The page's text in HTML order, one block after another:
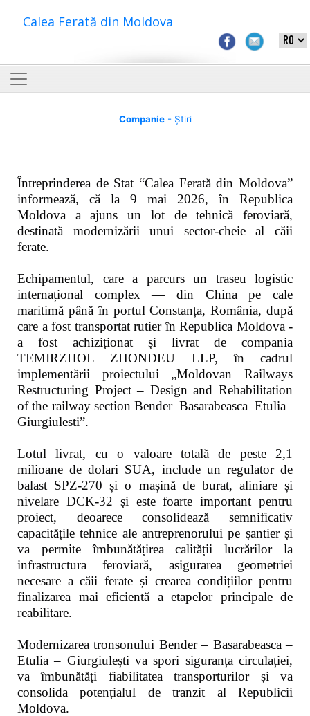
Calea Ferată din Moldova
Companie- Știri
Întreprinderea de Stat “Calea Ferată din Moldova”
informează, că la 9 mai 2026, în Republica
Moldova a ajuns un lot de tehnică feroviară,
destinată modernizării unui sector-cheie al căii
ferate.
Echipamentul, care a parcurs un traseu logistic
internațional complex — din China pe cale
maritimă până în portul Constanța, România, după
care a fost transportat rutier în Republica Moldova -
a fost achiziționat și livrat de compania
TEMIRZHOL ZHONDEU LLP, în cadrul
implementării proiectului „Moldovan Railways
Restructuring Project – Design and Rehabilitation
of the railway section Bender–Basarabeasca–Etulia–
Giurgiulesti”.
Lotul livrat, cu o valoare totală de peste 2,1
milioane de dolari SUA, include un regulator de
balast SPZ-270 și o mașină de burat, aliniare și
nivelare DCK-32 și este foarte important pentru
proiect, deoarece consolidează semnificativ
capacitățile tehnice ale antreprenorului pe șantier și
va permite îmbunătățirea calității lucrărilor la
infrastructura feroviară, asigurarea geometriei
necesare a căii ferate și crearea condițiilor pentru
finalizarea mai eficientă a etapelor principale de
reabilitare.
Modernizarea tronsonului Bender – Basarabeasca –
Etulia – Giurgiulești va spori siguranța circulației,
va îmbunătăți fiabilitatea transporturilor și va
consolida potențialul de tranzit al Republicii
Moldova.